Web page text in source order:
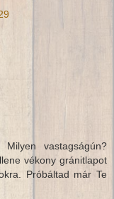
vastagságún?
vékony gránitlapot
Próbáltad már Te